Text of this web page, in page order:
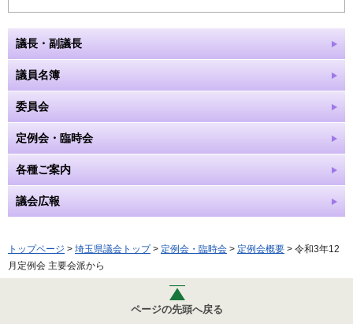
議長・副議長
議員名簿
委員会
定例会・臨時会
各種ご案内
議会広報
トップページ > 埼玉県議会トップ> 定例会・臨時会 > 定例会概要 > 令和3年12
月定例会 主要会派から
ページの先頭へ戻る